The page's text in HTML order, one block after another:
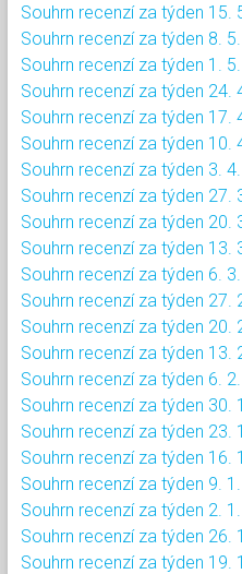
Souhrn recenzí za týden 15.
Souhrn recenzí za týden 8. 5.
Souhrn recenzí za týden 1. 5.
Souhrn recenzí za týden 24.
Souhrn recenzí za týden 17.
Souhrn recenzí za týden 10.
Souhrn recenzí za týden 3. 4.
Souhrn recenzí za týden 27.
Souhrn recenzí za týden 20.
Souhrn recenzí za týden 13.
Souhrn recenzí za týden 6. 3.
Souhrn recenzí za týden 27.
Souhrn recenzí za týden 20.
Souhrn recenzí za týden 13.
Souhrn recenzí za týden 6. 2.
Souhrn recenzí za týden 30.
Souhrn recenzí za týden 23.
Souhrn recenzí za týden 16.
Souhrn recenzí za týden 9. 1.
Souhrn recenzí za týden 2. 1.
Souhrn recenzí za týden 26.
Souhrn recenzí za týden 19.